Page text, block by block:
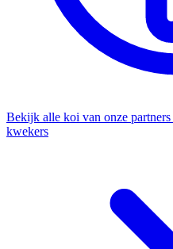
Bekijk alle koi van onze partners
kwekers